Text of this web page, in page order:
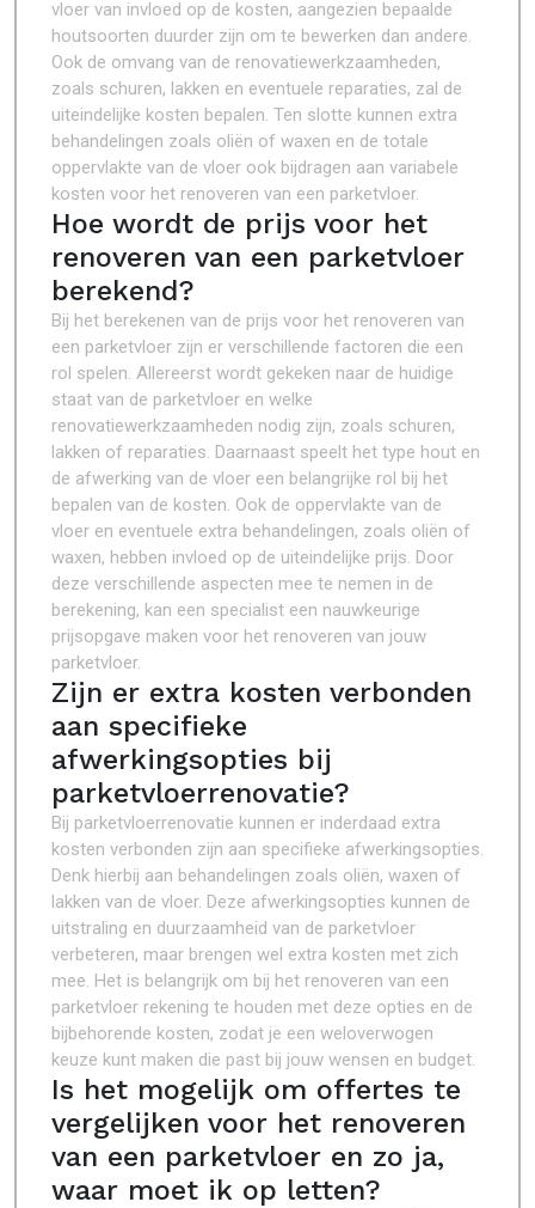
vloer van invloed op de kosten, aangezien bepaalde
houtsoorten duurder zijn om te bewerken dan andere.
Ook de omvang van de renovatiewerkzaamheden,
zoals schuren, lakken en eventuele reparaties, zal de
uiteindelijke kosten bepalen. Ten slotte kunnen extra
behandelingen zoals oliën of waxen en de totale
oppervlakte van de vloer ook bijdragen aan variabele
kosten voor het renoveren van een parketvloer.
Hoe wordt de prijs voor het
renoveren van een parketvloer
berekend?
Bij het berekenen van de prijs voor het renoveren van
een parketvloer zijn er verschillende factoren die een
rol spelen. Allereerst wordt gekeken naar de huidige
staat van de parketvloer en welke
renovatiewerkzaamheden nodig zijn, zoals schuren,
lakken of reparaties. Daarnaast speelt het type hout en
de afwerking van de vloer een belangrijke rol bij het
bepalen van de kosten. Ook de oppervlakte van de
vloer en eventuele extra behandelingen, zoals oliën of
waxen, hebben invloed op de uiteindelijke prijs. Door
deze verschillende aspecten mee te nemen in de
berekening, kan een specialist een nauwkeurige
prijsopgave maken voor het renoveren van jouw
parketvloer.
Zijn er extra kosten verbonden
aan specifieke
afwerkingsopties bij
parketvloerrenovatie?
Bij parketvloerrenovatie kunnen er inderdaad extra
kosten verbonden zijn aan specifieke afwerkingsopties.
Denk hierbij aan behandelingen zoals oliën, waxen of
lakken van de vloer. Deze afwerkingsopties kunnen de
uitstraling en duurzaamheid van de parketvloer
verbeteren, maar brengen wel extra kosten met zich
mee. Het is belangrijk om bij het renoveren van een
parketvloer rekening te houden met deze opties en de
bijbehorende kosten, zodat je een weloverwogen
keuze kunt maken die past bij jouw wensen en budget.
Is het mogelijk om offertes te
vergelijken voor het renoveren
van een parketvloer en zo ja,
waar moet ik op letten?